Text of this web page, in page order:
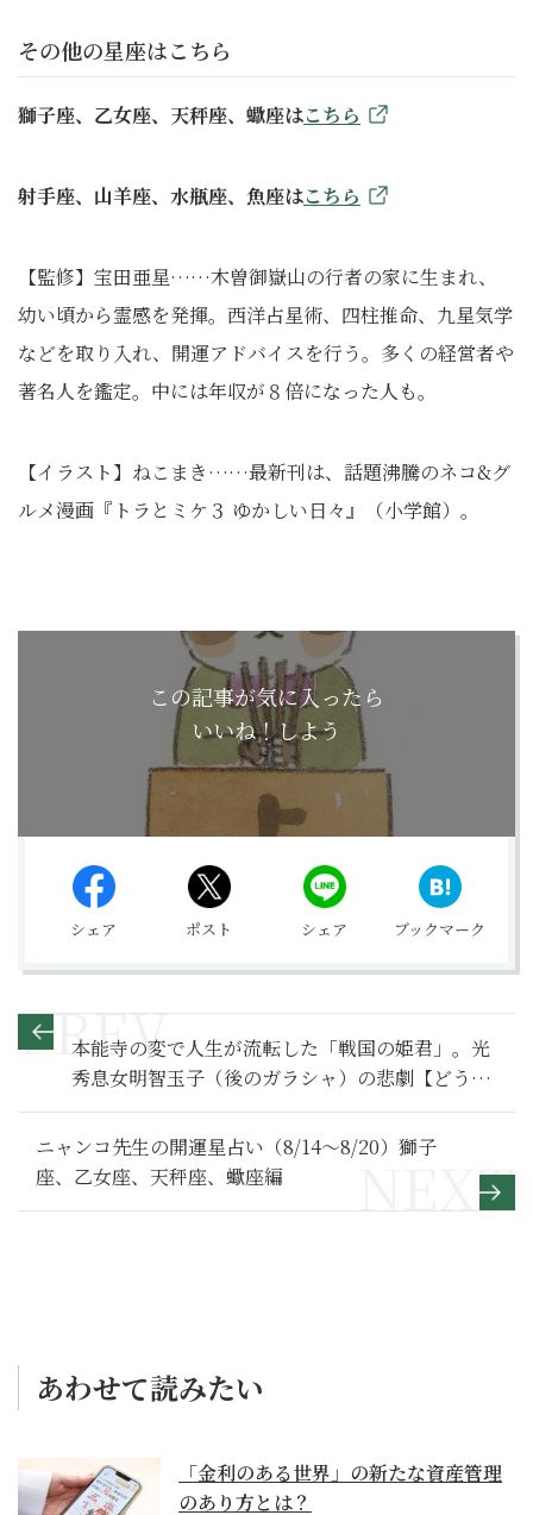
その他の星座はこちら
獅子座、乙女座、天秤座、蠍座はこちら
射手座、山羊座、水瓶座、魚座はこちら
【監修】宝田亜星……木曽御嶽山の行者の家に生まれ、
幼い頃から霊感を発揮。西洋占星術、四柱推命、九星気学
などを取り入れ、開運アドバイスを行う。多くの経営者や
著名人を鑑定。中には年収が８倍になった人も。
【イラスト】ねこまき……最新刊は、話題沸騰のネコ&グ
ルメ漫画『トラとミケ３ ゆかしい日々』（小学館）。
この記事が気に入ったら
いいね！しよう
シェア ポスト シェア ブックマーク
本能寺の変で人生が流転した「戦国の姫君」。光
秀息女明智玉子（後のガラシャ）の悲劇【どうす
る家康 満喫リポート】戦国秘史秘伝編
ニャンコ先生の開運星占い（8/14～8/20）獅子
座、乙女座、天秤座、蠍座編
あわせて読みたい
「金利のある世界」の新たな資産管理
のあり方とは？